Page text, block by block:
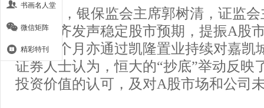
近日，银保监会主席郭树清，证监
管层齐齐发声稳定股市预期，提振A股
在近三个月亦通过凯隆置业持续对嘉凯
证券人士认为，恒大的“抄底”举动反映
投资价值的认可，及对A股市场和公司
书画名人堂
微信矩阵
精彩特刊